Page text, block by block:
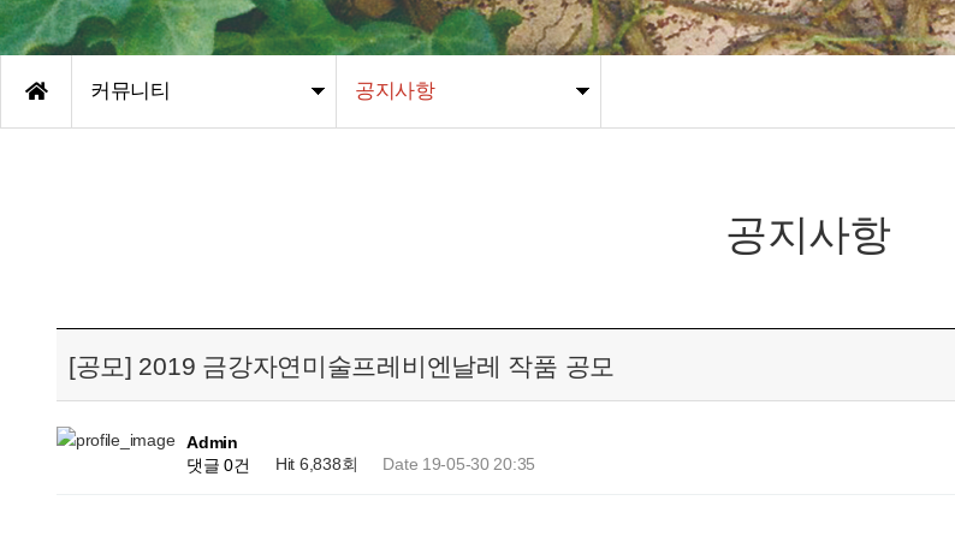
커뮤니티 공지사항
공지사항
[공모] 2019 금강자연미술프레비엔날레 작품 공모
Admin
댓글 0건
Hit 6,838회 Date 19-05-30 20:35